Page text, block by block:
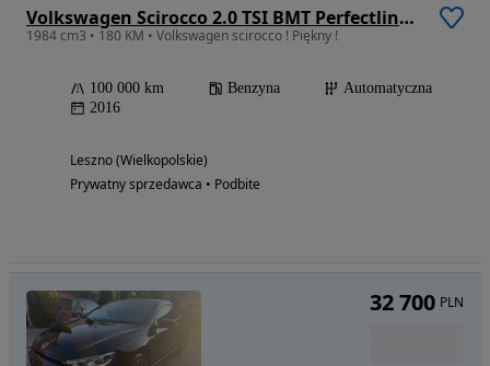
Volkswagen Scirocco 2.0 TSI BMT Perfectline R-Style DSG
1984 cm3 • 180 KM • Volkswagen scirocco ! Piękny !
100 000 km Benzyna
Automatyczna
2016
Leszno (Wielkopolskie)
Prywatny sprzedawca • Podbite
32 700 PLN